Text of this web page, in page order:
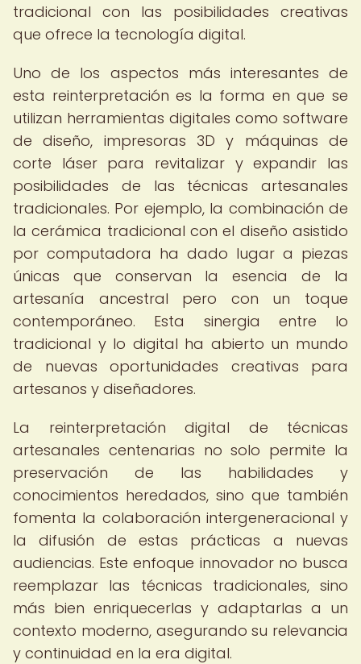
tradicional con las posibilidades creativas
que ofrece la tecnología digital.
Uno de los aspectos más interesantes de
esta reinterpretación es la forma en que se
utilizan herramientas digitales como software
de diseño, impresoras 3D y máquinas de
corte láser para revitalizar y expandir las
posibilidades de las técnicas artesanales
tradicionales. Por ejemplo, la combinación de
la cerámica tradicional con el diseño asistido
por computadora ha dado lugar a piezas
únicas que conservan la esencia de la
artesanía ancestral pero con un toque
contemporáneo. Esta sinergia entre lo
tradicional y lo digital ha abierto un mundo
de nuevas oportunidades creativas para
artesanos y diseñadores.
La reinterpretación digital de técnicas
artesanales centenarias no solo permite la
preservación de las habilidades y
conocimientos heredados, sino que también
fomenta la colaboración intergeneracional y
la difusión de estas prácticas a nuevas
audiencias. Este enfoque innovador no busca
reemplazar las técnicas tradicionales, sino
más bien enriquecerlas y adaptarlas a un
contexto moderno, asegurando su relevancia
y continuidad en la era digital.